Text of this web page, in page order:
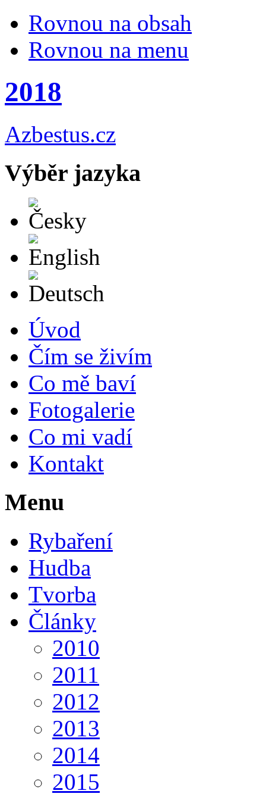
Rovnou na obsah
Rovnou na menu
2018
Azbestus.cz
Výběr jazyka
Úvod
Čím se živím
Co mě baví
Fotogalerie
Co mi vadí
Kontakt
Menu
Rybaření
Hudba
Tvorba
Články
2010
2011
2012
2013
2014
2015